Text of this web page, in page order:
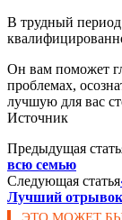
В трудный
Он вам поможет
проблемах,
лучшую для вас
Источник
Предыдущая
всю семью
Следующая статья
Лучший
ЭТО МОЖЕТ